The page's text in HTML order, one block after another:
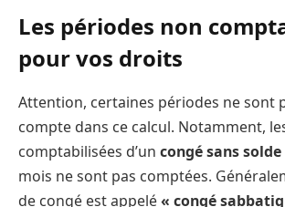
Les périodes non
pour vos droits
Attention, certaines périodes ne sont
compte dans ce calcul. Notamment,
comptabilisées d’un congé sans solde
mois ne sont pas comptées.
de congé est appelé« congé